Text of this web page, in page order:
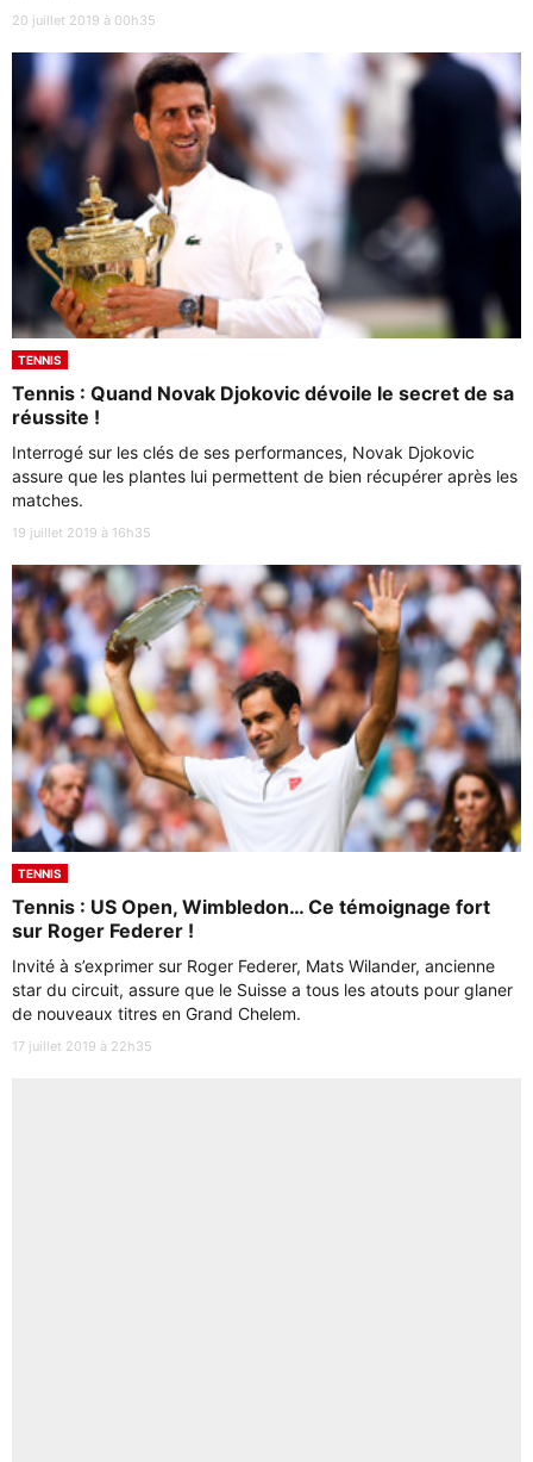
20 juillet 2019 à 00h35
TENNIS
Tennis : Quand Novak Djokovic dévoile le secret de sa
réussite !
Interrogé sur les clés de ses performances, Novak Djokovic
assure que les plantes lui permettent de bien récupérer après les
matches.
19 juillet 2019 à 16h35
TENNIS
Tennis : US Open, Wimbledon… Ce témoignage fort
sur Roger Federer !
Invité à s’exprimer sur Roger Federer, Mats Wilander, ancienne
star du circuit, assure que le Suisse a tous les atouts pour glaner
de nouveaux titres en Grand Chelem.
17 juillet 2019 à 22h35